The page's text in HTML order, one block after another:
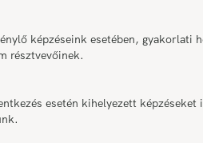
képzéseink esetében, gyakorlati
résztvevőinek.
esetén kihelyezett képzéseket